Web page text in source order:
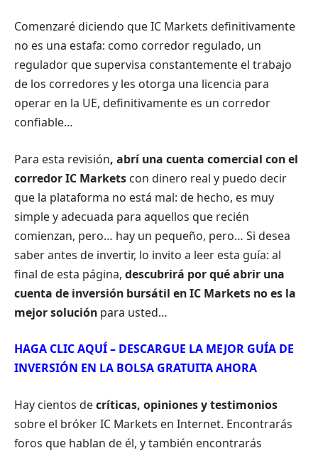
Comenzaré diciendo que IC Markets definitivamente
no es una estafa: como corredor regulado, un
regulador que supervisa constantemente el trabajo
de los corredores y les otorga una licencia para
operar en la UE, definitivamente es un corredor
confiable…
Para esta revisión, abrí una cuenta comercial con el
corredor IC Markets con dinero real y puedo decir
que la plataforma no está mal: de hecho, es muy
simple y adecuada para aquellos que recién
comienzan, pero… hay un pequeño, pero… Si desea
saber antes de invertir, lo invito a leer esta guía: al
final de esta página, descubrirá por qué abrir una
cuenta de inversión bursátil en IC Markets no es la
mejor solución para usted…
HAGA CLIC AQUÍ – DESCARGUE LA MEJOR GUÍA DE
INVERSIÓN EN LA BOLSA GRATUITA AHORA
Hay cientos decríticas, opiniones y testimonios
sobre el bróker IC Markets en Internet. Encontrarás
foros que hablan de él, y también encontrarás